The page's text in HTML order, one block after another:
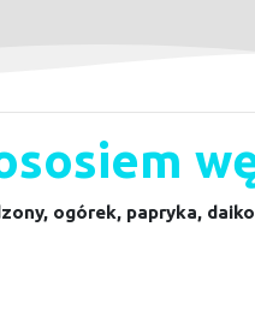
ogórek, papryka,